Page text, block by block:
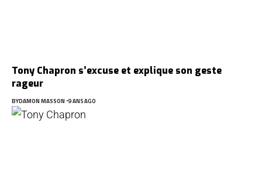
Tony Chapron s’excuse et explique son geste
rageur
BYDAMON MASSON 9 ANS AGO